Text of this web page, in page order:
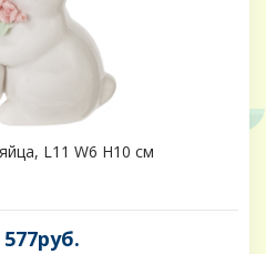
L11 W6 H10 см
577руб.